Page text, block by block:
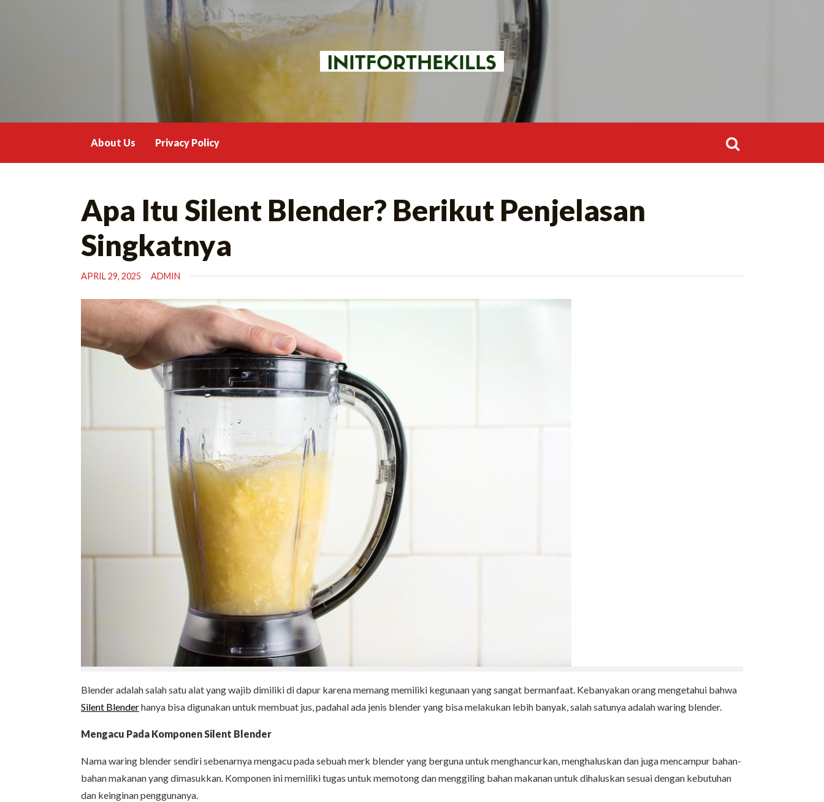
About Us Privacy Policy
for:
Apa Itu Silent Blender? Berikut Penjelasan
Singkatnya
APRIL 29, 2025 ADMIN
Blender adalah salah satu alat yang wajib dimiliki di dapur karena memang memiliki kegunaan yang sangat bermanfaat. Kebanyakan orang mengetahui bahwa
Silent Blenderhanya bisa digunakan untuk membuat jus, padahal ada jenis blender yang bisa melakukan lebih banyak, salah satunya adalah waring blender.
Mengacu Pada Komponen Silent Blender
Nama waring blender sendiri sebenarnya mengacu pada sebuah merk blender yang berguna untuk menghancurkan, menghaluskan dan juga mencampur bahan-
bahan makanan yang dimasukkan. Komponen ini memiliki tugas untuk memotong dan menggiling bahan makanan untuk dihaluskan sesuai dengan kebutuhan
dan keinginan penggunanya.